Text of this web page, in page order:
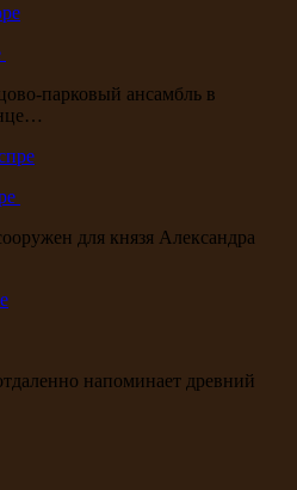
парковый ансамбль в
для князя Александра
напоминает древний